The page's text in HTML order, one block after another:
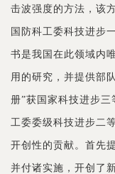
击波强度的方法，该
国防科工委科技进步
书是我国在此领域内
用的研究，并提供部
册”获国家科技进步三
工委委级科技进步二
开创性的贡献。首先
并付诸实施，开创了